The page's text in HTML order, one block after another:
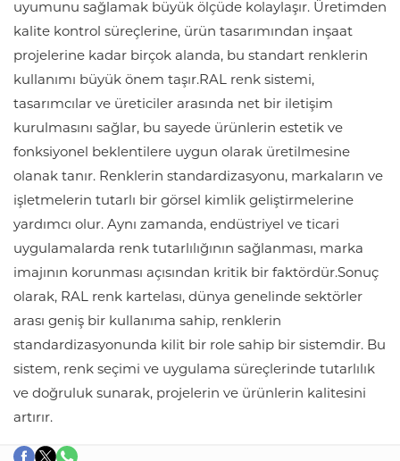
uyumunu sağlamak büyük ölçüde kolaylaşır. Üretimden
kalite kontrol süreçlerine, ürün tasarımından inşaat
projelerine kadar birçok alanda, bu standart renklerin
kullanımı büyük önem taşır.RAL renk sistemi,
tasarımcılar ve üreticiler arasında net bir iletişim
kurulmasını sağlar, bu sayede ürünlerin estetik ve
fonksiyonel beklentilere uygun olarak üretilmesine
olanak tanır. Renklerin standardizasyonu, markaların ve
işletmelerin tutarlı bir görsel kimlik geliştirmelerine
yardımcı olur. Aynı zamanda, endüstriyel ve ticari
uygulamalarda renk tutarlılığının sağlanması, marka
imajının korunması açısından kritik bir faktördür.Sonuç
olarak, RAL renk kartelası, dünya genelinde sektörler
arası geniş bir kullanıma sahip, renklerin
standardizasyonunda kilit bir role sahip bir sistemdir. Bu
sistem, renk seçimi ve uygulama süreçlerinde tutarlılık
ve doğruluk sunarak, projelerin ve ürünlerin kalitesini
artırır.